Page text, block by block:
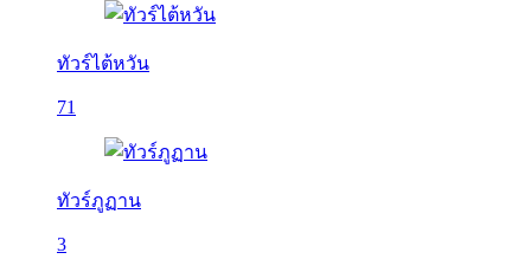
ทัวร์ไต้หวัน
71
ทัวร์ภูฏาน
3